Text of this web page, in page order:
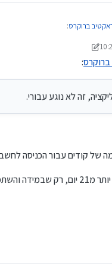
ברוקרס:
- למי שמעוניין בשירות זה.
שירות ניכוי מס במקור למי שמעוניין.
לאפליקציה, זה לא נוגע עבורי.
:
זה לא נוגע עבורי.